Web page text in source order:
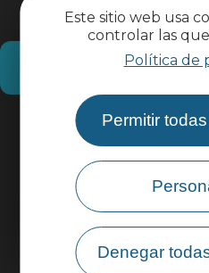
Este sitio web usa
controlar las
Política de
Permitir
Denegar
¿Cómo llegar?
Área
Área